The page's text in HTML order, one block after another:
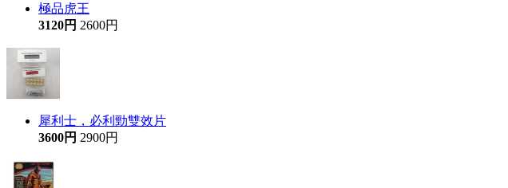
極品虎王
3120円 2600円
犀利士，必利勁雙效片
3600円 2900円